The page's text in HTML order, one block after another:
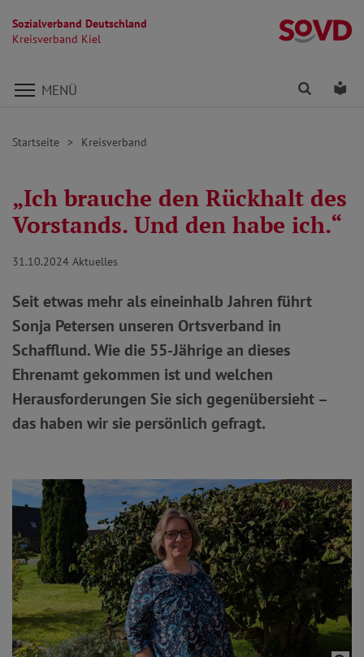
Sozialverband Deutschland
Kreisverband Kiel
Direkt zu den Inhalten springen
MENÜ Finden
Startseite Kreisverband
„Ich brauche den Rückhalt des
Vorstands. Und den habe ich.“
31.10.2024 Aktuelles
Seit etwas mehr als eineinhalb Jahren führt
Sonja Petersen unseren Ortsverband in
Schafflund. Wie die 55-Jährige an dieses
Ehrenamt gekommen ist und welchen
Herausforderungen Sie sich gegenübersieht –
das haben wir sie persönlich gefragt.